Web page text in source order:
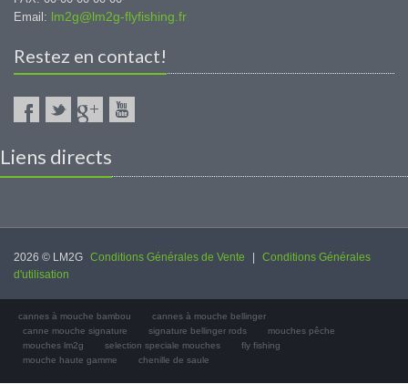
Email: lm2g@lm2g-flyfishing.fr
Restez en contact!
Liens directs
2026 © LM2G Conditions Générales de Vente
Conditions Générales
d'utilisation
cannes à mouche bambou
cannes à mouche bellinger
canne mouche signature
signature bellinger rods
mouches pêche
mouches lm2g
selection speciale mouches
fly fishing
mouche haute gamme
chenille de saule